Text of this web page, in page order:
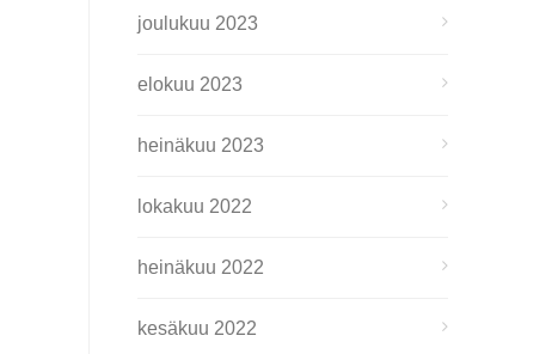
joulukuu 2023
elokuu 2023
heinäkuu 2023
lokakuu 2022
heinäkuu 2022
kesäkuu 2022